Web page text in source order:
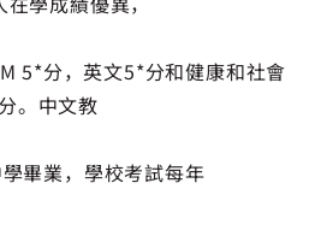
5*分，英文5*分和健康和社會
。中文教
畢業，學校考試每年